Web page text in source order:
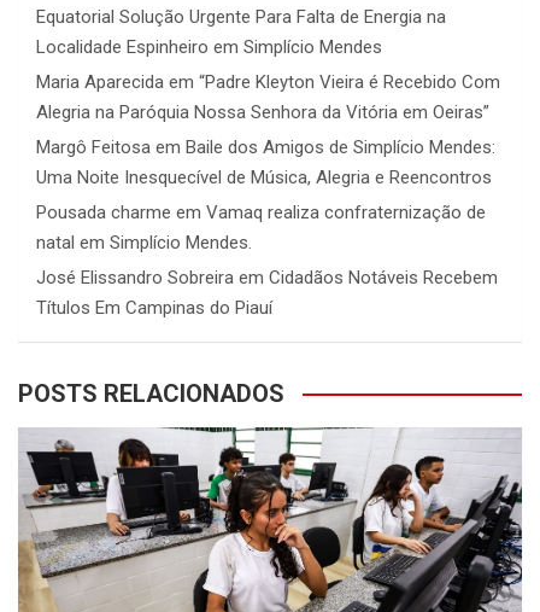
Equatorial Solução Urgente Para Falta de Energia na
Localidade Espinheiro em Simplício Mendes
Maria Aparecida em “Padre Kleyton Vieira é Recebido Com
Alegria na Paróquia Nossa Senhora da Vitória em Oeiras”
Margô Feitosa em Baile dos Amigos de Simplício Mendes:
Uma Noite Inesquecível de Música, Alegria e Reencontros
Pousada charme em Vamaq realiza confraternização de
natal em Simplício Mendes.
José Elissandro Sobreira em Cidadãos Notáveis Recebem
Títulos Em Campinas do Piauí
POSTS RELACIONADOS